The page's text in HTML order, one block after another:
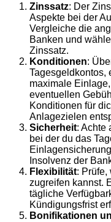
Zinssatz: Der
Aspekte bei der
Vergleiche die
Banken und
Zinssatz.
Konditionen:
Tagesgeldkontos,
maximale
eventuellen
Konditionen für
Anlagezielen
Sicherheit: Achte
bei der du das
Insolvenz der
Flexibilität: Prüfe,
zugreifen kannst.
tägliche
Kündigungsfrist
Bonifikationen